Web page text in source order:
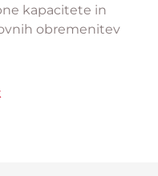
kapacitete in
obremenitev